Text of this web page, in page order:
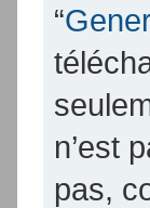
“
n’est
pas,